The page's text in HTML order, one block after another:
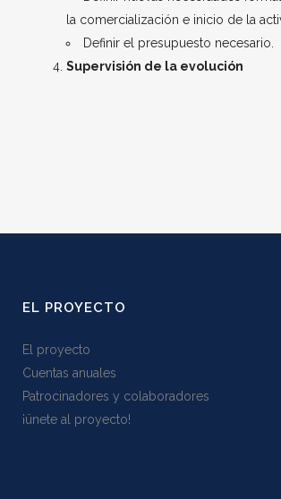
la comercialización e inicio de la
Definir el presupuesto necesario.
Supervisión de la evolución
EL PROYECTO
El proyecto
Cuentas anuales
Patrocinadores y colaboradores
¡ünete al proyecto!